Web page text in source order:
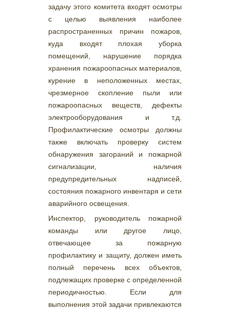
задачу этого комитета входят осмотры
с целью выявления наиболее
распространенных причин пожаров,
куда входят плохая уборка
помещений, нарушение порядка
хранения пожароопасных материалов,
курение в неположенных местах,
чрезмерное скопление пыли или
пожароопасных веществ, дефекты
электрооборудования и т.д.
Профилактические осмотры должны
также включать проверку систем
обнаружения загораний и пожарной
сигнализации, наличия
предупредительных надписей,
состояния пожарного инвентаря и сети
аварийного освещения.
Инспектор, руководитель пожарной
команды или другое лицо,
отвечающее за пожарную
профилактику и защиту, должен иметь
полный перечень всех объектов,
подлежащих проверке с определенной
периодичностью. Если для
выполнения этой задачи привлекаются